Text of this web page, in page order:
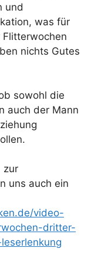
und
was für
nichts Gutes
sowohl die
auch der Mann
zur
uns auch ein
video-
dritter-